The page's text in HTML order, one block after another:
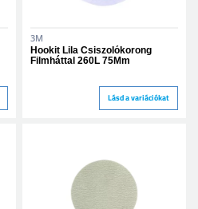
3M
Hookit Lila Csiszolókorong
Filmháttal 260L 75Mm
Lásd a variációkat